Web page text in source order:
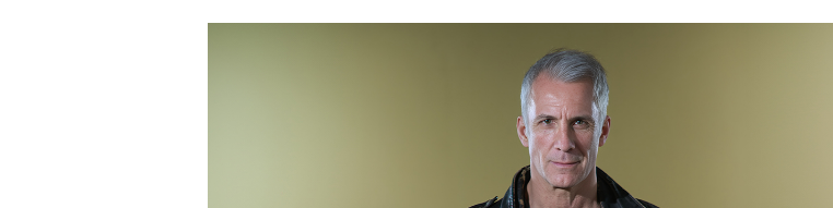
FACEBOOK
TWITTER
WHATSAPP
MAIL